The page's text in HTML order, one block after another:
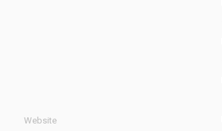
Website